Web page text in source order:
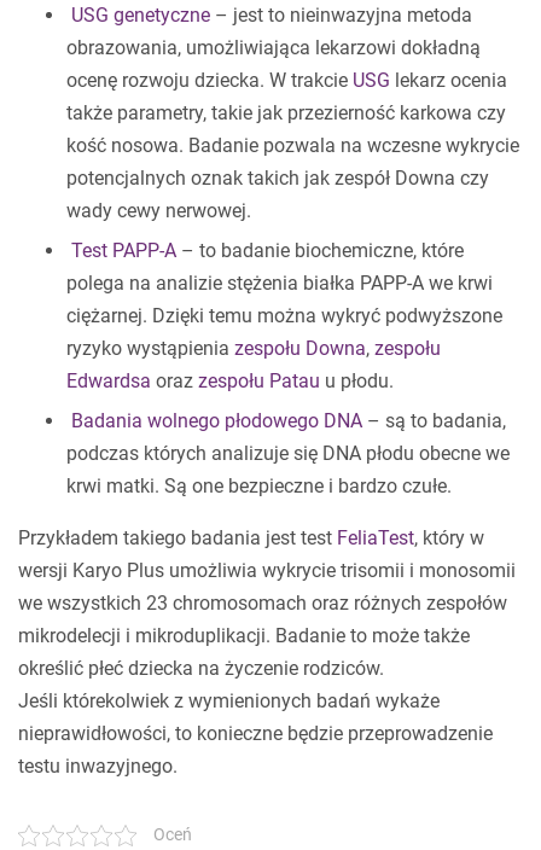
USG genetyczne – jest to nieinwazyjna metoda
obrazowania, umożliwiająca lekarzowi dokładną
ocenę rozwoju dziecka. W trakcie USG lekarz ocenia
także parametry, takie jak przezierność karkowa czy
kość nosowa. Badanie pozwala na wczesne wykrycie
potencjalnych oznak takich jak zespół Downa czy
wady cewy nerwowej.
Test PAPP-A – to badanie biochemiczne, które
polega na analizie stężenia białka PAPP-A we krwi
ciężarnej. Dzięki temu można wykryć podwyższone
ryzyko wystąpienia zespołu Downa, zespołu
Edwardsa oraz zespołu Patau u płodu.
Badania wolnego płodowego DNA – są to badania,
podczas których analizuje się DNA płodu obecne we
krwi matki. Są one bezpieczne i bardzo czułe.
Przykładem takiego badania jest test FeliaTest, który w
wersji Karyo Plus umożliwia wykrycie trisomii i monosomii
we wszystkich 23 chromosomach oraz różnych zespołów
mikrodelecji i mikroduplikacji. Badanie to może także
określić płeć dziecka na życzenie rodziców.
Jeśli którekolwiek z wymienionych badań wykaże
nieprawidłowości, to konieczne będzie przeprowadzenie
testu inwazyjnego.
Oceń